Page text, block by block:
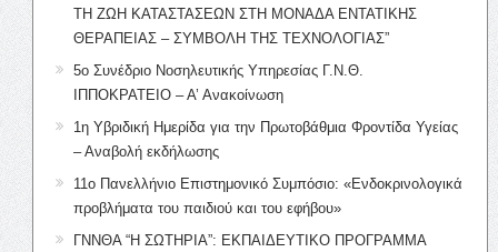
ΤΗ ΖΩΗ ΚΑΤΑΣΤΑΣΕΩΝ ΣΤΗ ΜΟΝΑΔΑ ΕΝΤΑΤΙΚΗΣ
ΘΕΡΑΠΕΙΑΣ – ΣΥΜΒΟΛΗ ΤΗΣ ΤΕΧΝΟΛΟΓΙΑΣ”
5ο Συνέδριο Νοσηλευτικής Υπηρεσίας Γ.Ν.Θ.
ΙΠΠΟΚΡΑΤΕΙΟ – Α’ Ανακοίνωση
1η Υβριδική Ημερίδα για την Πρωτοβάθμια Φροντίδα Υγείας
– Αναβολή εκδήλωσης
11ο Πανελλήνιο Επιστημονικό Συμπόσιο: «Ενδοκρινολογικά
προβλήματα του παιδιού και του εφήβου»
ΓΝΝΘΑ “Η ΣΩΤΗΡΙΑ”: ΕΚΠΑΙΔΕΥΤΙΚΟ ΠΡΟΓΡΑΜΜΑ